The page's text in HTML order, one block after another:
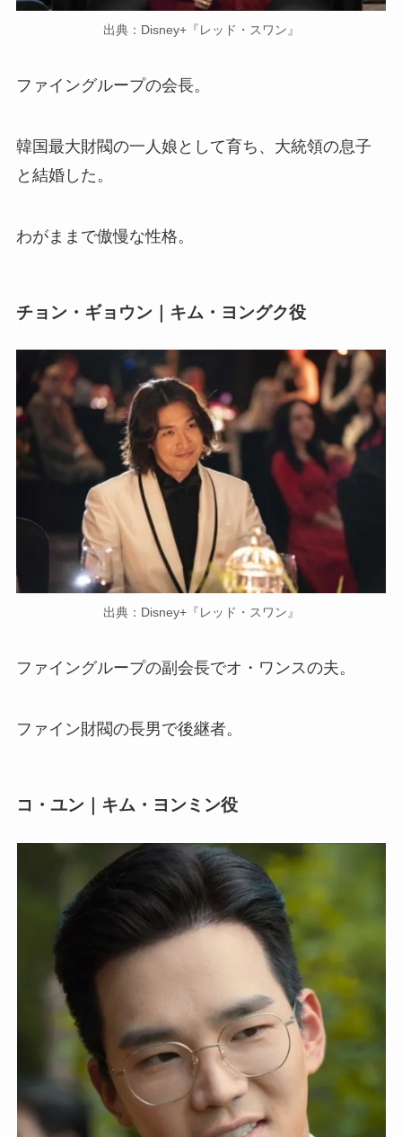
出典：Disney+『レッド・スワン』
ファイングループの会長。
韓国最大財閥の一人娘として育ち、大統領の息子
と結婚した。
わがままで傲慢な性格。
チョン・ギョウン｜キム・ヨングク役
出典：Disney+『レッド・スワン』
ファイングループの副会長でオ・ワンスの夫。
ファイン財閥の長男で後継者。
コ・ユン｜キム・ヨンミン役